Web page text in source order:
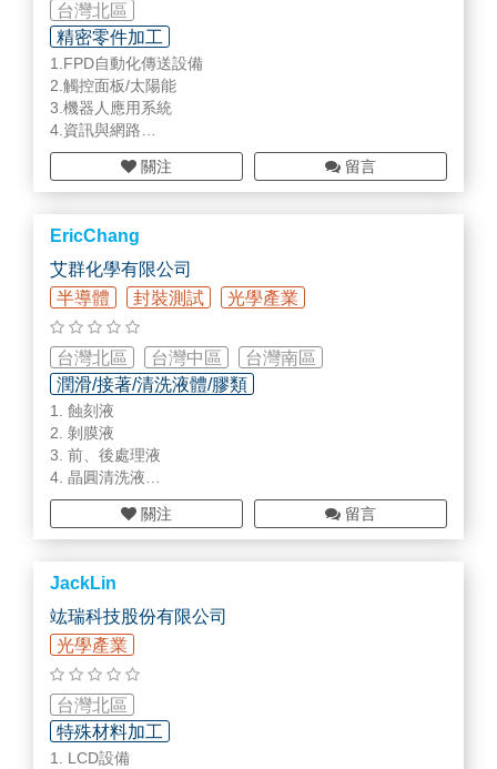
3 顯微鏡尺寸量測及自動化改造
影像分析及缺陷檢查機
自動缺陷檢查機
自動輪廓尺寸量測機
台灣北區
精密零件加工
1.FPD自動化傳送設備
2.觸控面板/太陽能
3.機器人應用系統
4.資訊與網路
5.工業用可編程控制器
6.物流系統
7.其它產業應用設備
8.工廠自動化解決方案
9.3D曲面玻璃面板成型機
關注 留言
EricChang
艾群化學有限公司
半導體
封裝測試 光學產業
台灣北區 台灣中區
台灣南區
潤滑/接著/清洗液體/膠類
精密清洗/表面處理/翻修加工
1. 蝕刻液
2. 剝膜液
3. 前、後處理液
4. 晶圓清洗液
5.雷射保護劑
關注
留言
JackLin
竑瑞科技股份有限公司
光學產業
台灣北區
特殊材料加工
1. LCD設備